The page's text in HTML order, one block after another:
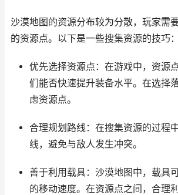
沙漠地图的资源分布较为分散，玩家需
的资源点。以下是一些搜集资源的技巧：
优先选择资源点：在游戏中，资源
们能否快速提升装备水平。在选择
虑资源点。
合理规划路线：在搜集资源的过程
线，避免与敌人发生冲突。
善于利用载具：沙漠地图中，载具
的移动速度。在资源点之间，合理